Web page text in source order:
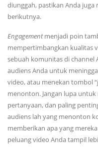
diunggah, pastikan Anda
berikutnya.
Engagementmenjadi poin
mempertimbangkan kualitas
sebuah komunitas di channel
audiens Anda untuk
video, atau menekan tombol
menonton. Jangan lupa
pertanyaan, dan paling
audiens lah yang menonton
memberikan apa yang
peluang video Anda tampil